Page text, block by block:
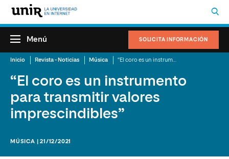
SOLICITA INFORMACIÓN
Menú
Inicio Revista - Noticias Música
“El coro es un instrumento
para transmitir valores
imprescindibles”
MÚSICA | 21/12/2021